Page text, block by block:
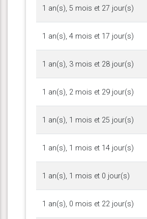
1 an(s), 5 mois et 27 jour(s)
1 an(s), 4 mois et 17 jour(s)
1 an(s), 3 mois et 28 jour(s)
1 an(s), 2 mois et 29 jour(s)
1 an(s), 1 mois et 25 jour(s)
1 an(s), 1 mois et 14 jour(s)
1 an(s), 1 mois et 0 jour(s)
1 an(s), 0 mois et 22 jour(s)